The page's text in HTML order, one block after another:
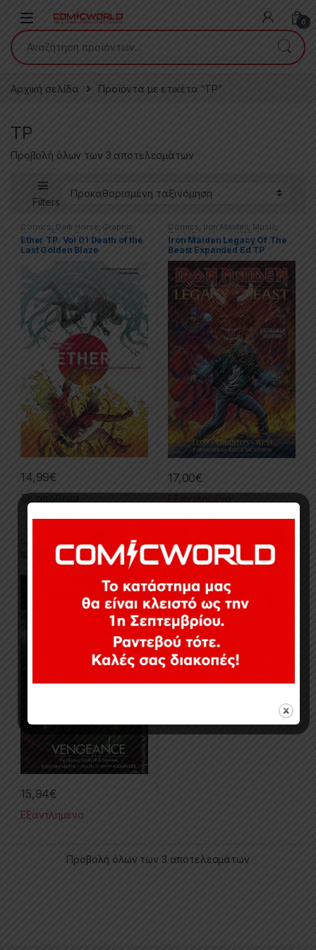
0
Αναζήτηση για:
Αρχική σελίδα Προϊόντα με ετικέτα “TP”
TP
Προβολή όλων των 3 αποτελεσμάτων
Filters
Comics, Dark Horse, Graphic
Novels,Trade Paperbacks (TPs)
Ether TP. Vol 01 Death of the
Last Golden Blaze
14,99€
Σε απόθεμα
Comics, Iron Maiden, Music,
Trade Paperbacks (TPs)
Iron Maiden Legacy Of The
Beast Expanded Ed TP
17,00€
Trade Paperbacks (TPs)
Spawn Vengeance TP
15,94€
Εξαντλημένο
Προβολή όλων των 3 αποτελεσμάτων